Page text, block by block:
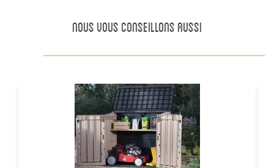
NOUS VOUS CONSEILLONS AUSSI